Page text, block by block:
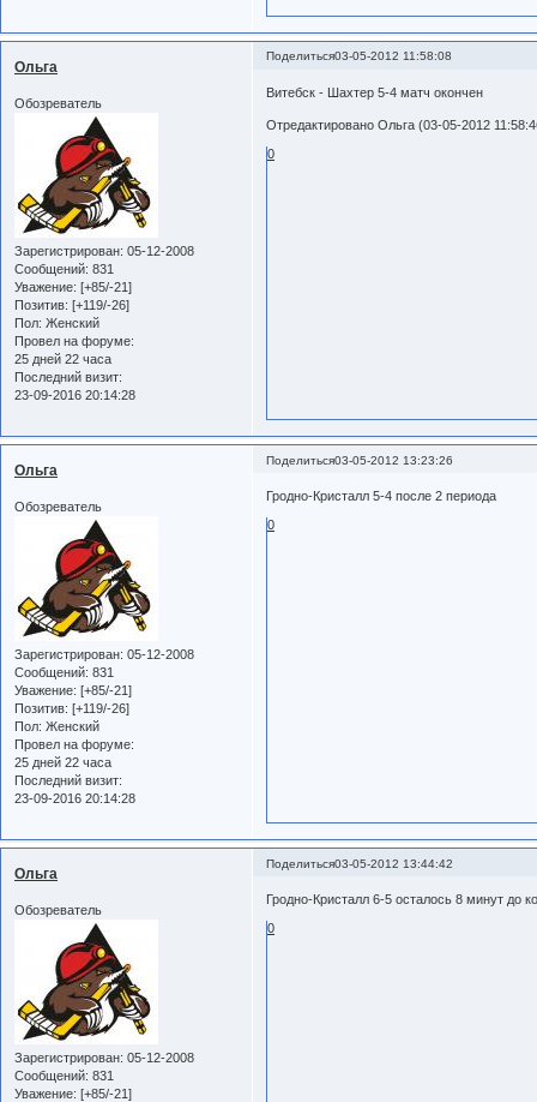
Поделиться03-05-2012 11:58:08
Ольга
Обозреватель
Зарегистрирован: 05-12-2008
Сообщений: 831
Уважение: [+85/-21]
Позитив: [+119/-26]
Пол: Женский
Провел на форуме:
25 дней 22 часа
Последний визит:
23-09-2016 20:14:28
Витебск - Шахтер 5-4 матч окончен
Отредактировано Ольга (03-05-2012
0
Поделиться03-05-2012 13:23:26
Ольга
Обозреватель
Зарегистрирован: 05-12-2008
Сообщений: 831
Уважение: [+85/-21]
Позитив: [+119/-26]
Пол: Женский
Провел на форуме:
25 дней 22 часа
Последний визит:
23-09-2016 20:14:28
Гродно-Кристалл 5-4 после 2 периода
0
Поделиться03-05-2012 13:44:42
Ольга
Обозреватель
Зарегистрирован: 05-12-2008
Сообщений: 831
Уважение: [+85/-21]
Гродно-Кристалл 6-5 осталось 8 минут до
0